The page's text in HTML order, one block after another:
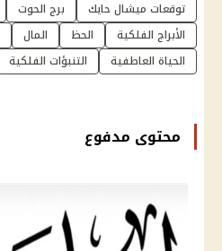
توقعات ميشال حايك برج الحوت
الأبراج الفلكية
الحظ المال
الحياة العاطفية
التنبؤات الفلكية
محتوى مدفوع